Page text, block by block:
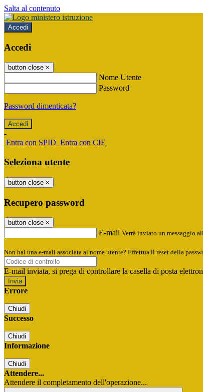
Salta al contenuto
Accedi
Accedi
button close ×
Nome Utente
Password
Password dimenticata?
-
Entra con SPID Entra con CIE
Seleziona utente
button close ×
Recupero password
button close ×
E-mail Verrà inviato un messaggio
Non hai una e-mail associata al nome utente? Effettua il reset della
E-mail inviata, si prega di controllare la casella di posta
Errore
Chiudi
Successo
Chiudi
Informazione
Chiudi
Attendere...
Attendere il completamento dell'operazione...